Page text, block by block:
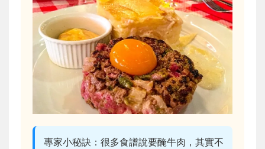
專家小秘訣：很多食譜說要醃牛肉，其實不